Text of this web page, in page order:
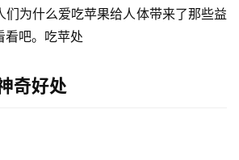
们为什么爱吃苹果给人体带来了那些益
看吧。吃苹处
奇好处